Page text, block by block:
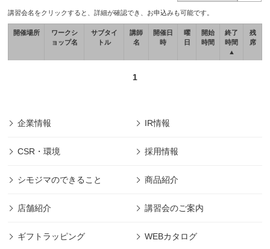
講習会名をクリックすると、詳細が確認でき、お申込みも可能です。
開催場所
ワークシ
ョップ名
サブタイ
トル
講師
名
開催日
時
曜
日
開始
時間
終了
時間
▲
残
席
1
企業情報 IR情報
CSR・環境 採用情報
シモジマのできること 商品紹介
店舗紹介 講習会のご案内
ギフトラッピング WEBカタログ